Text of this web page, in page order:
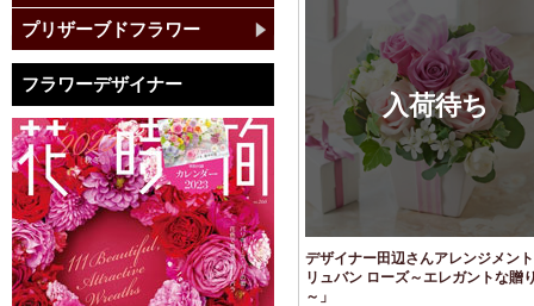
プリザーブドフラワー
フラワーデザイナー
デザイナー田辺さんアレンジメン
リュバン ローズ～エレガントな贈
～」